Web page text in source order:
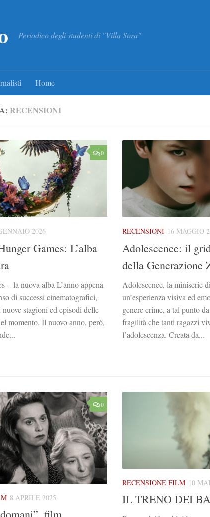
Periodico degli studenti di "Villa Sora"
Home
RECENSIONI
0
2026
Games: L’alba
– la nuova alba L’anno appena
di successi cinematografici,
nuove stagioni ed episodi delle
momento. Il nuovo anno, però,
RECENSIONI 16 MAGGIO
Adolescence: il
della Generazione
Adolescence, la miniserie
un’esperienza visiva ed
genere crime, a tal punto
fragilità che tanti ragazzi
l’adolescenza. Creata da...
0
8 APRILE 2025
RECENSIONE FILM 10
IL TRENO DEI